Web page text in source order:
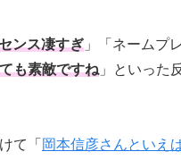
ンス凄すぎ 」「ネームプ
も素敵ですね 」といった
て「 岡本信彦さんといえ